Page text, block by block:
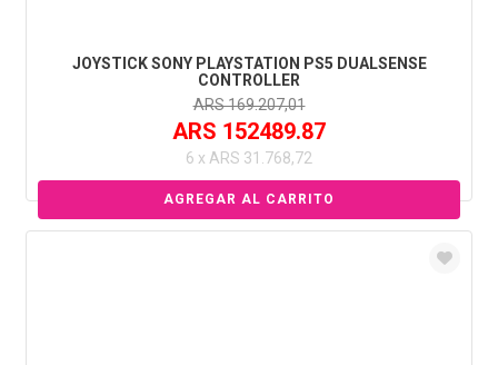
JOYSTICK SONY PLAYSTATION PS5 DUALSENSE
CONTROLLER
ARS 169.207,01
ARS 152489.87
6 x ARS 31.768,72